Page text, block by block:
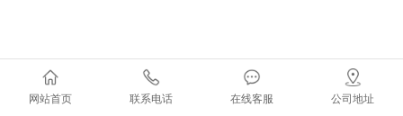
网站首页 联系电话 在线客服 公司地址